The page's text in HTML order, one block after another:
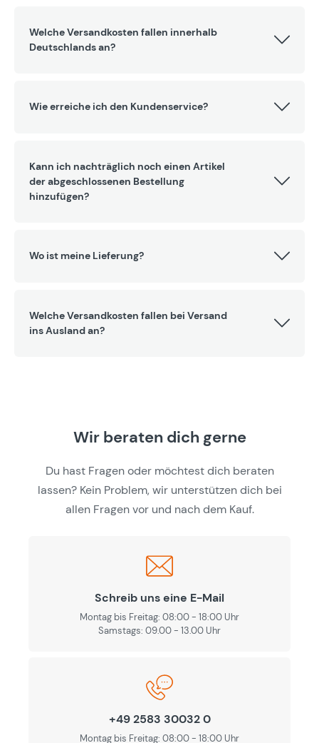
Welche Versandkosten fallen innerhalb
Deutschlands an?
Wie erreiche ich den Kundenservice?
Kann ich nachträglich noch einen Artikel
der abgeschlossenen Bestellung
hinzufügen?
Wo ist meine Lieferung?
Welche Versandkosten fallen bei Versand
ins Ausland an?
Wir beraten dich gerne
Du hast Fragen oder möchtest dich beraten
lassen? Kein Problem, wir unterstützen dich bei
allen Fragen vor und nach dem Kauf.
Schreib uns eine E-Mail
Montag bis Freitag: 08:00 - 18:00 Uhr
Samstags: 09.00 - 13.00 Uhr
+49 2583 30032 0
Montag bis Freitag: 08:00 - 18:00 Uhr